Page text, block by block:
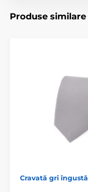
Produse similare
Cravată gri îngustă